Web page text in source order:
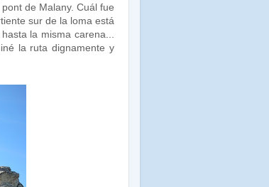
de Malany. Cuál fue
sur de la loma está
la misma carena...
la ruta dignamente y